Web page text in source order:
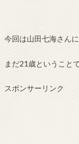
今回は山田七海さん
まだ21歳ということ
スポンサーリンク